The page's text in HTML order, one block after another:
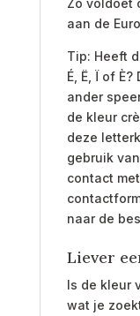
aan de
Tip: Heeft
É, Ë, Ï of
ander
de kleur
deze
gebruik
contact
naar de
Liever
Is de kleur
wat je